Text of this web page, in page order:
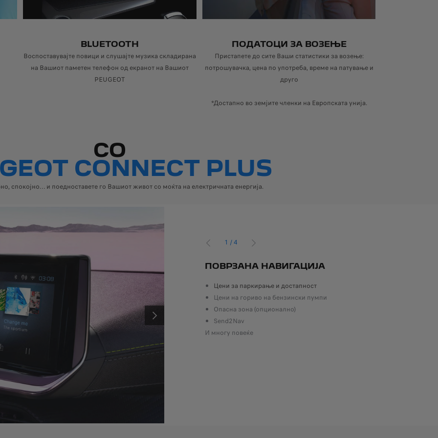
или недостапно во зависност од верзијата. Само апликациите сертифицирани за Android AutoTM и Apple CarPlayTM ќе работат
BLUETOOTH
Воспоставувајте повици и слушајте музика складирана
на Вашиот паметен телефон од екранот на Вашиот
PEUGEOT
ПОДАТОЦИ ЗА ВОЗЕЊЕ
Пристапете до сите Ваши статистики за возење:
потрошувачка, цена по употреба, време на патување и
друго
*Достапно во земјите членки на Европската унија.
СО
CONNECT PLUS
спокојно… и поедноставете го Вашиот живот со моќта на електричната енергија.
SUIVANT
на Вашиот поврзан аларм
Само возилата опремени со физички аларм при нарачка на возилото можат да ја понудат оваа услуга.
, Вие сте веднаш
на Вашата MyPeugeot апликација преку нотификација
Може да ја деактивирате оваа услуга
начин, добивате поголема реактивност за да
доколку е потребно!
ПОВРЗАНА НАВИГАЦИЈА
Цени за паркирање и достапност
Цени на гориво на бензински пумпи
Опасна зона (опционално)
Send2Nav
И многу повеќе
1 /4